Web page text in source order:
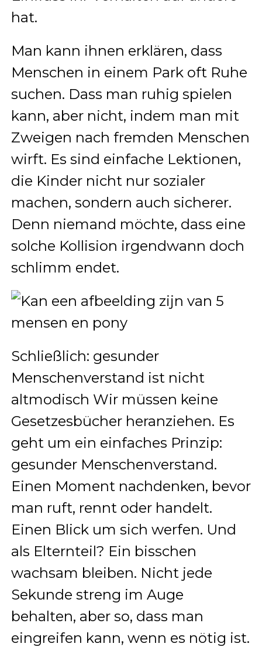
hat.
Man kann ihnen erklären, dass
Menschen in einem Park oft Ruhe
suchen. Dass man ruhig spielen
kann, aber nicht, indem man mit
Zweigen nach fremden Menschen
wirft. Es sind einfache Lektionen,
die Kinder nicht nur sozialer
machen, sondern auch sicherer.
Denn niemand möchte, dass eine
solche Kollision irgendwann doch
schlimm endet.
Schließlich: gesunder
Menschenverstand ist nicht
altmodisch Wir müssen keine
Gesetzesbücher heranziehen. Es
geht um ein einfaches Prinzip:
gesunder Menschenverstand.
Einen Moment nachdenken, bevor
man ruft, rennt oder handelt.
Einen Blick um sich werfen. Und
als Elternteil? Ein bisschen
wachsam bleiben. Nicht jede
Sekunde streng im Auge
behalten, aber so, dass man
eingreifen kann, wenn es nötig ist.